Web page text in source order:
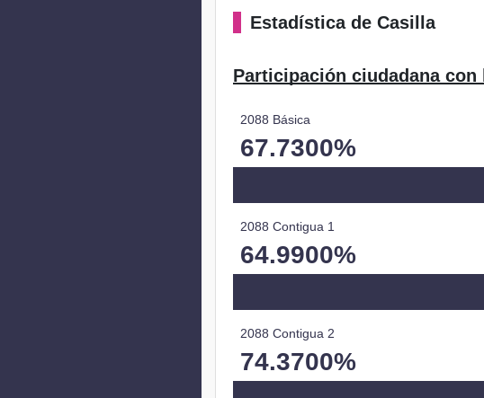
Estadística de Casilla
Participación ciudadana
2088 Básica
67.7300%
2088 Contigua 1
64.9900%
2088 Contigua 2
74.3700%